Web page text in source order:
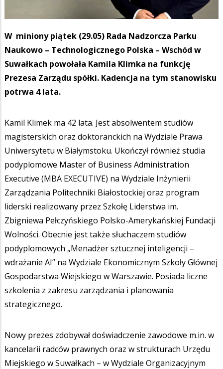
W miniony piątek (29.05) Rada Nadzorcza Parku
Naukowo – Technologicznego Polska – Wschód w
Suwałkach powołała Kamila Klimka na funkcję
Prezesa Zarządu spółki. Kadencja na tym stanowisku
potrwa 4 lata.
Kamil Klimek ma 42 lata. Jest absolwentem studiów
magisterskich oraz doktoranckich na Wydziale Prawa
Uniwersytetu w Białymstoku. Ukończył również studia
podyplomowe Master of Business Administration
Executive (MBA EXECUTIVE) na Wydziale Inżynierii
Zarządzania Politechniki Białostockiej oraz program
liderski realizowany przez Szkołę Liderstwa im.
Zbigniewa Pełczyńskiego Polsko-Amerykańskiej Fundacji
Wolności. Obecnie jest także słuchaczem studiów
podyplomowych „Menadżer sztucznej inteligencji –
wdrażanie AI” na Wydziale Ekonomicznym Szkoły Głównej
Gospodarstwa Wiejskiego w Warszawie. Posiada liczne
szkolenia z zakresu zarządzania i planowania
strategicznego.
Nowy prezes zdobywał doświadczenie zawodowe m.in. w
kancelarii radców prawnych oraz w strukturach Urzędu
Miejskiego w Suwałkach – w Wydziale Organizacyjnym